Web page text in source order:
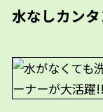
水なしカンタ